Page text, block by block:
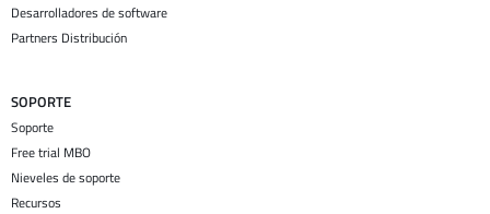
Desarrolladores de software
Partners Distribución
SOPORTE
Soporte
Free trial MBO
Nieveles de soporte
Recursos